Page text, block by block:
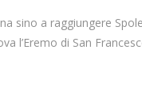
sino a raggiungere
l’Eremo di San